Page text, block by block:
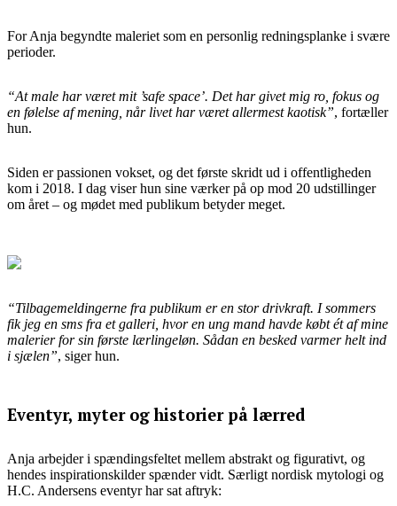
For Anja begyndte maleriet som en personlig redningsplanke i svære
perioder.
“At male har været mit ’safe space’. Det har givet mig ro, fokus og
en følelse af mening, når livet har været allermest kaotisk”, fortæller
hun.
Siden er passionen vokset, og det første skridt ud i offentligheden
kom i 2018. I dag viser hun sine værker på op mod 20 udstillinger
om året – og mødet med publikum betyder meget.
“Tilbagemeldingerne fra publikum er en stor drivkraft. I sommers
fik jeg en sms fra et galleri, hvor en ung mand havde købt ét af mine
malerier for sin første lærlingeløn. Sådan en besked varmer helt ind
i sjælen”, siger hun.
Eventyr, myter og historier på lærred
Anja arbejder i spændingsfeltet mellem abstrakt og figurativt, og
hendes inspirationskilder spænder vidt. Særligt nordisk mytologi og
H.C. Andersens eventyr har sat aftryk: